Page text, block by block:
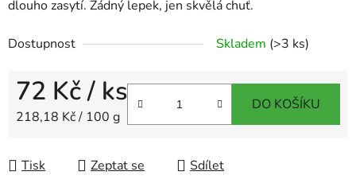
dlouho zasytí. Žádný lepek, jen skvělá chuť.
Dostupnost Skladem (>3 ks)
72 Kč/ ks
Měrná cena:
218,18 Kč / 100 g
DO KOŠÍKU
Tisk Zeptat se Sdílet